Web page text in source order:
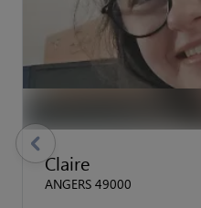
Claire
ANGERS 49000
previous